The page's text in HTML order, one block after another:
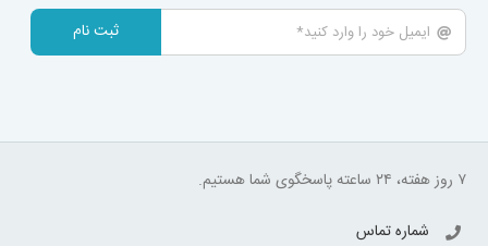
ثبت نام
۷ روز هفته، ۲۴ ساعته پاسخگوی شما هستیم.
شماره تماس